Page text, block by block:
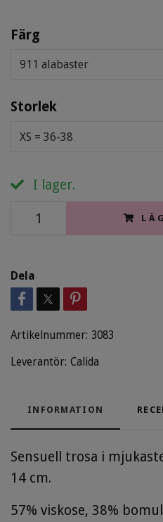
Färg
911 alabaster
Storlek
XS = 36-38
I lager.
Dela
Artikelnummer: 3083
Leverantör: Calida
INFORMATION
Sensuell trosa i
14 cm.
57% viskose, 38%